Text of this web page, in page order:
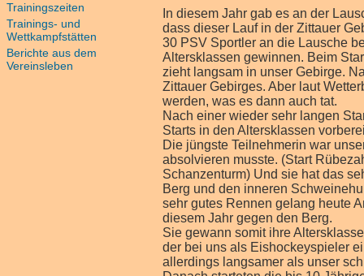
In diesem Jahr gab es an der
dass dieser Lauf in der Zittauer
30 PSV Sportler an die Lausche
Altersklassen gewinnen. Beim
zieht langsam in unser Gebirge.
Zittauer Gebirges. Aber laut
werden, was es dann auch tat.
Nach einer wieder sehr langen
Starts in den Altersklassen
Die jüngste Teilnehmerin war
absolvieren musste. (Start
Schanzenturm) Und sie hat das
Berg und den inneren
sehr gutes Rennen gelang heute
diesem Jahr gegen den Berg.
Sie gewann somit ihre
der bei uns als Eishockeyspieler
allerdings langsamer als unser
Trainingszeiten
Trainings- und
Wettkampfstätten
Berichte aus dem
Vereinsleben